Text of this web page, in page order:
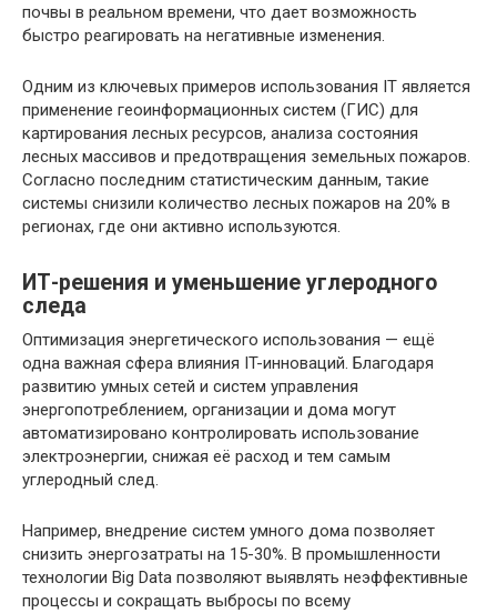
почвы в реальном времени, что дает возможность
быстро реагировать на негативные изменения.
Одним из ключевых примеров использования IT является
применение геоинформационных систем (ГИС) для
картирования лесных ресурсов, анализа состояния
лесных массивов и предотвращения земельных пожаров.
Согласно последним статистическим данным, такие
системы снизили количество лесных пожаров на 20% в
регионах, где они активно используются.
ИТ-решения и уменьшение углеродного
следа
Оптимизация энергетического использования — ещё
одна важная сфера влияния IT-инноваций. Благодаря
развитию умных сетей и систем управления
энергопотреблением, организации и дома могут
автоматизировано контролировать использование
электроэнергии, снижая её расход и тем самым
углеродный след.
Например, внедрение систем умного дома позволяет
снизить энергозатраты на 15-30%. В промышленности
технологии Big Data позволяют выявлять неэффективные
процессы и сокращать выбросы по всему